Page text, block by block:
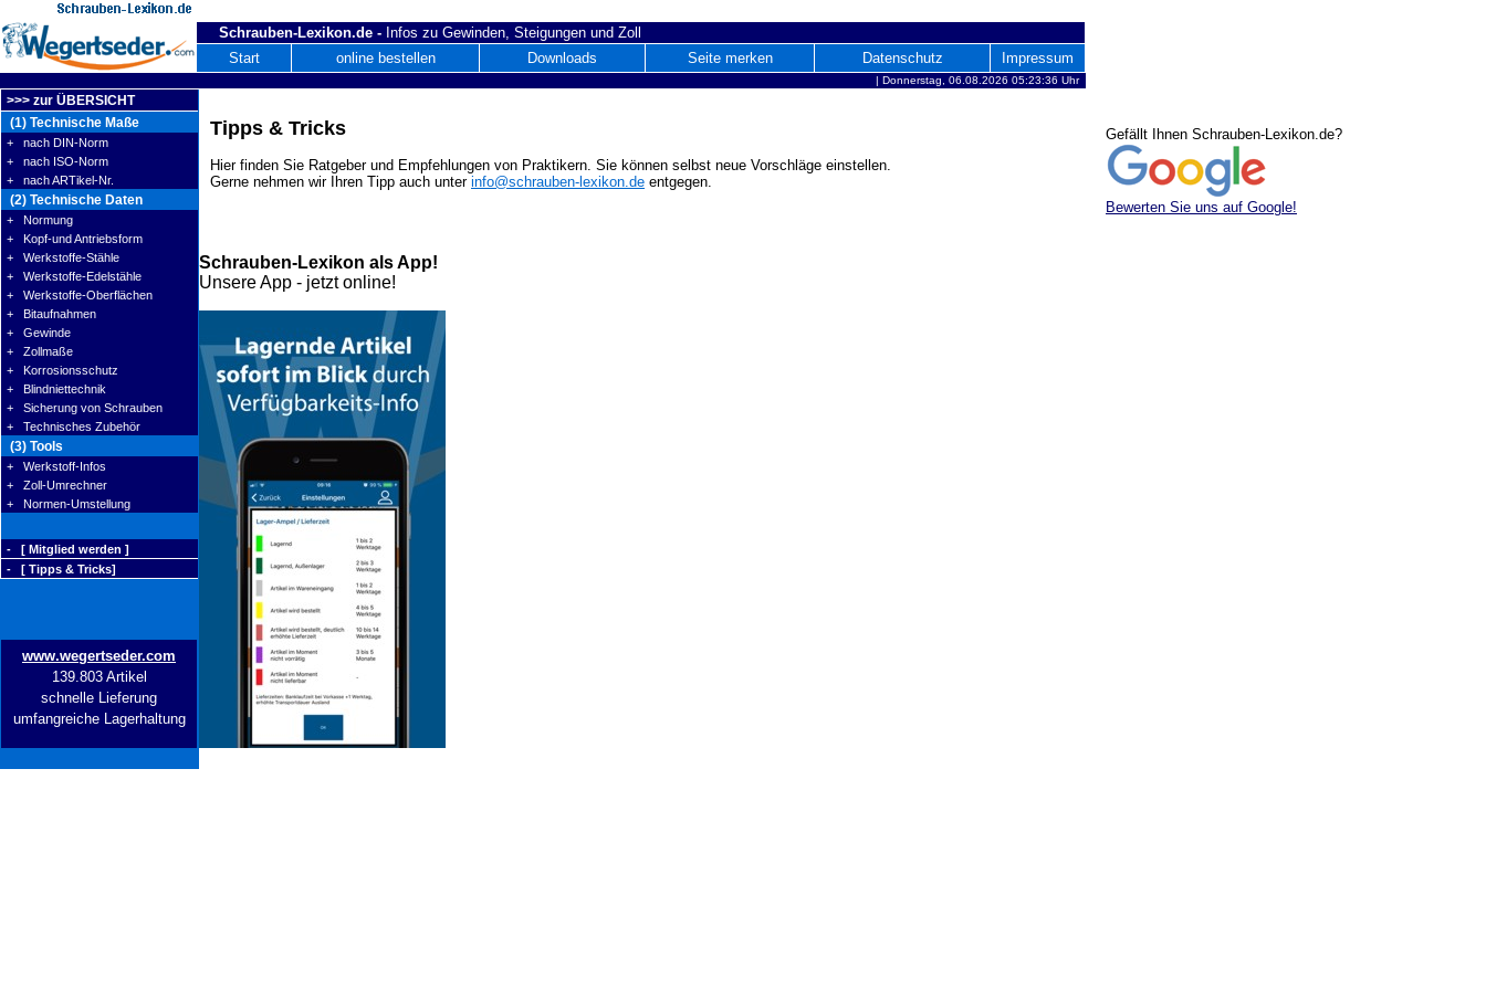
Schrauben-Lexikon.de - Infos zu Gewinden, Steigungen und Zoll
Start
online bestellen Downloads Seite merken Datenschutz Impressum
| Donnerstag, 06.08.2026 05:23:36 Uhr
>>> zur ÜBERSICHT
(1) Technische Maße
+ nach DIN-Norm
+ nach ISO-Norm
+ nach ARTikel-Nr.
(2) Technische Daten
+ Normung
+ Kopf-und Antriebsform
+ Werkstoffe-Stähle
+ Werkstoffe-Edelstähle
+ Werkstoffe-Oberflächen
+ Bitaufnahmen
+ Gewinde
+ Zollmaße
+ Korrosionsschutz
+ Blindniettechnik
+ Sicherung von Schrauben
+ Technisches Zubehör
(3) Tools
+ Werkstoff-Infos
+ Zoll-Umrechner
+ Normen-Umstellung
- [ Mitglied werden ]
- [ Tipps & Tricks]
www.wegertseder.com
139.803 Artikel
schnelle Lieferung
umfangreiche Lagerhaltung
Tipps & Tricks
Hier finden Sie Ratgeber und Empfehlungen von Praktikern. Sie können selbst neue Vorschläge einstellen.
Gerne nehmen wir Ihren Tipp auch unter info@schrauben-lexikon.de entgegen.
Gefällt Ihnen Schrauben-Lexikon.de?
Bewerten Sie uns auf Google!
Schrauben-Lexikon als App!
Unsere App - jetzt online!